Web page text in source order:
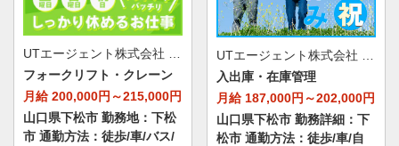
フォークリフト・クレーン
月給 200,000円～215,000円
山口県下松市 勤務地：下松
市 通勤方法：徒歩/車/バス/
入出庫・在庫管理
月給 187,000円～202,000円
山口県下松市 勤務詳細：下
松市 通勤方法：徒歩/車/自